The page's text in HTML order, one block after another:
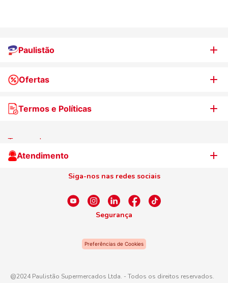
Paulistão
Quem somos
Nossas lojas
Nosso Cartão
Ofertas
WhatsApp de Ofertas
Televendas
Termos e Políticas
Termos de uso
Centro de Privacidade
Atendimento
Siga-nos nas redes sociais
Segurança
Preferências de Cookies
@2024 Paulistão Supermercados Ltda. - Todos os direitos reservados.